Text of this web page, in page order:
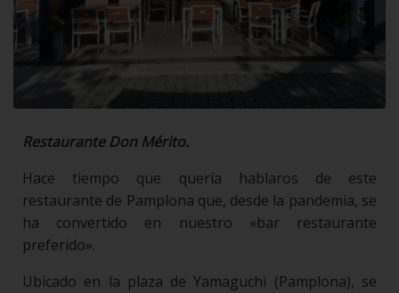
Restaurante Don Mérito.
Hace tiempo que quería hablaros de este
restaurante de Pamplona que, desde la pandemia, se
ha convertido en nuestro «bar restaurante
preferido».
Ubicado en la plaza de Yamaguchi (Pamplona), se